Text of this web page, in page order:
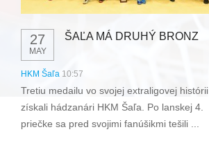
27
MAY
ŠAĽA MÁ DRUHÝ BRONZ
HKM Šaľa 10:57
Tretiu medailu vo svojej extraligovej histórii
získali hádzanári HKM Šaľa. Po lanskej 4.
priečke sa pred svojimi fanúšikmi tešili ...